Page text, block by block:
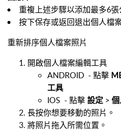
重複上述步驟以添加最多6
按下保存或返回退出個人檔
重新排序個人檔案照片
開啟個人檔案編輯工具
ANDROID - 點擊
工具
IOS - 點擊設定 >
長按你想要移動的照片。
將照片拖入所需位置。